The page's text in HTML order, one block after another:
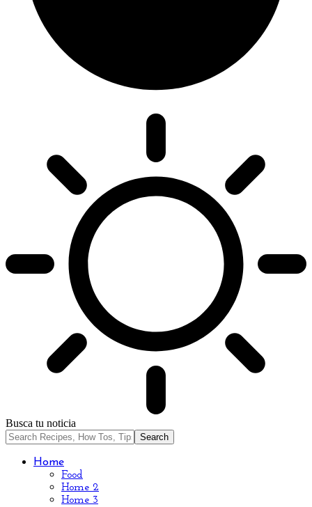
Busca tu noticia
Home
Food
Home 2
Home 3